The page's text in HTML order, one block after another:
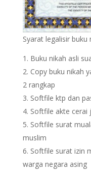
Syarat legalisir buku
Buku nikah asli
Copy buku nikah
2 rangkap
Softfile ktp dan
Softfile akte cerai
Softfile surat
muslim
Softfile surat izin
warga negara asing